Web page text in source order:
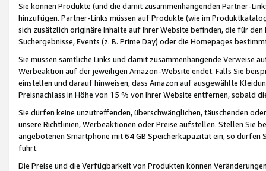
Sie können Produkte (und die damit zusammenhängenden Partner-
hinzufügen. Partner-Links müssen auf Produkte (wie im
sich zusätzlich originäre Inhalte auf Ihrer Website befinden, die für
Suchergebnisse, Events (z. B. Prime Day) oder die Homepages
Sie müssen sämtliche Links und damit zusammenhängende
Werbeaktion auf der jeweiligen Amazon-Website endet. Falls Sie
einstellen und darauf hinweisen, dass Amazon auf ausgewählte
Preisnachlass in Höhe von 15 % von Ihrer Website entfernen, sobald
Sie dürfen keine unzutreffenden, überschwänglichen, täuschenden
unsere Richtlinien, Werbeaktionen oder Preise aufstellen. Stellen Sie
angebotenen Smartphone mit 64 GB Speicherkapazität ein, so dürfen
führt.
Die Preise und die Verfügbarkeit von Produkten können